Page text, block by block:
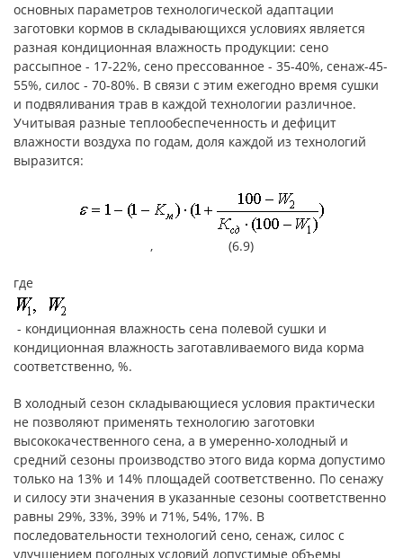
основных параметров технологической адаптации
заготовки кормов в складывающихся условиях является
разная кондиционная влажность продукции: сено
рассыпное - 17-22%, сено прессованное - 35-40%, сенаж-45-
55%, силос - 70-80%. В связи с этим ежегодно время сушки
и подвяливания трав в каждой технологии различное.
Учитывая разные теплообеспеченность и дефицит
влажности воздуха по годам, доля каждой из технологий
выразится:
, (6.9)
где
- кондиционная влажность сена полевой сушки и
кондиционная влажность заготавливаемого вида корма
соответственно, %.
В холодный сезон складывающиеся условия практически
не позволяют применять технологию заготовки
высококачественного сена, а в умеренно-холодный и
средний сезоны производство этого вида корма допустимо
только на 13% и 14% площадей соответственно. По сенажу
и силосу эти значения в указанные сезоны соответственно
равны 29%, 33%, 39% и 71%, 54%, 17%. В
последовательности технологий сено, сенаж, силос с
улучшением погодных условий допустимые объемы